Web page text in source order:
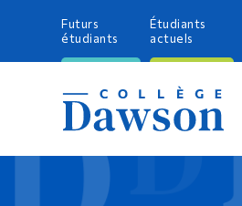
Futurs
étudiants
Étudiants
actuels